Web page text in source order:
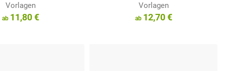
Vorlagen
11,80 €
Vorlagen
12,70 €